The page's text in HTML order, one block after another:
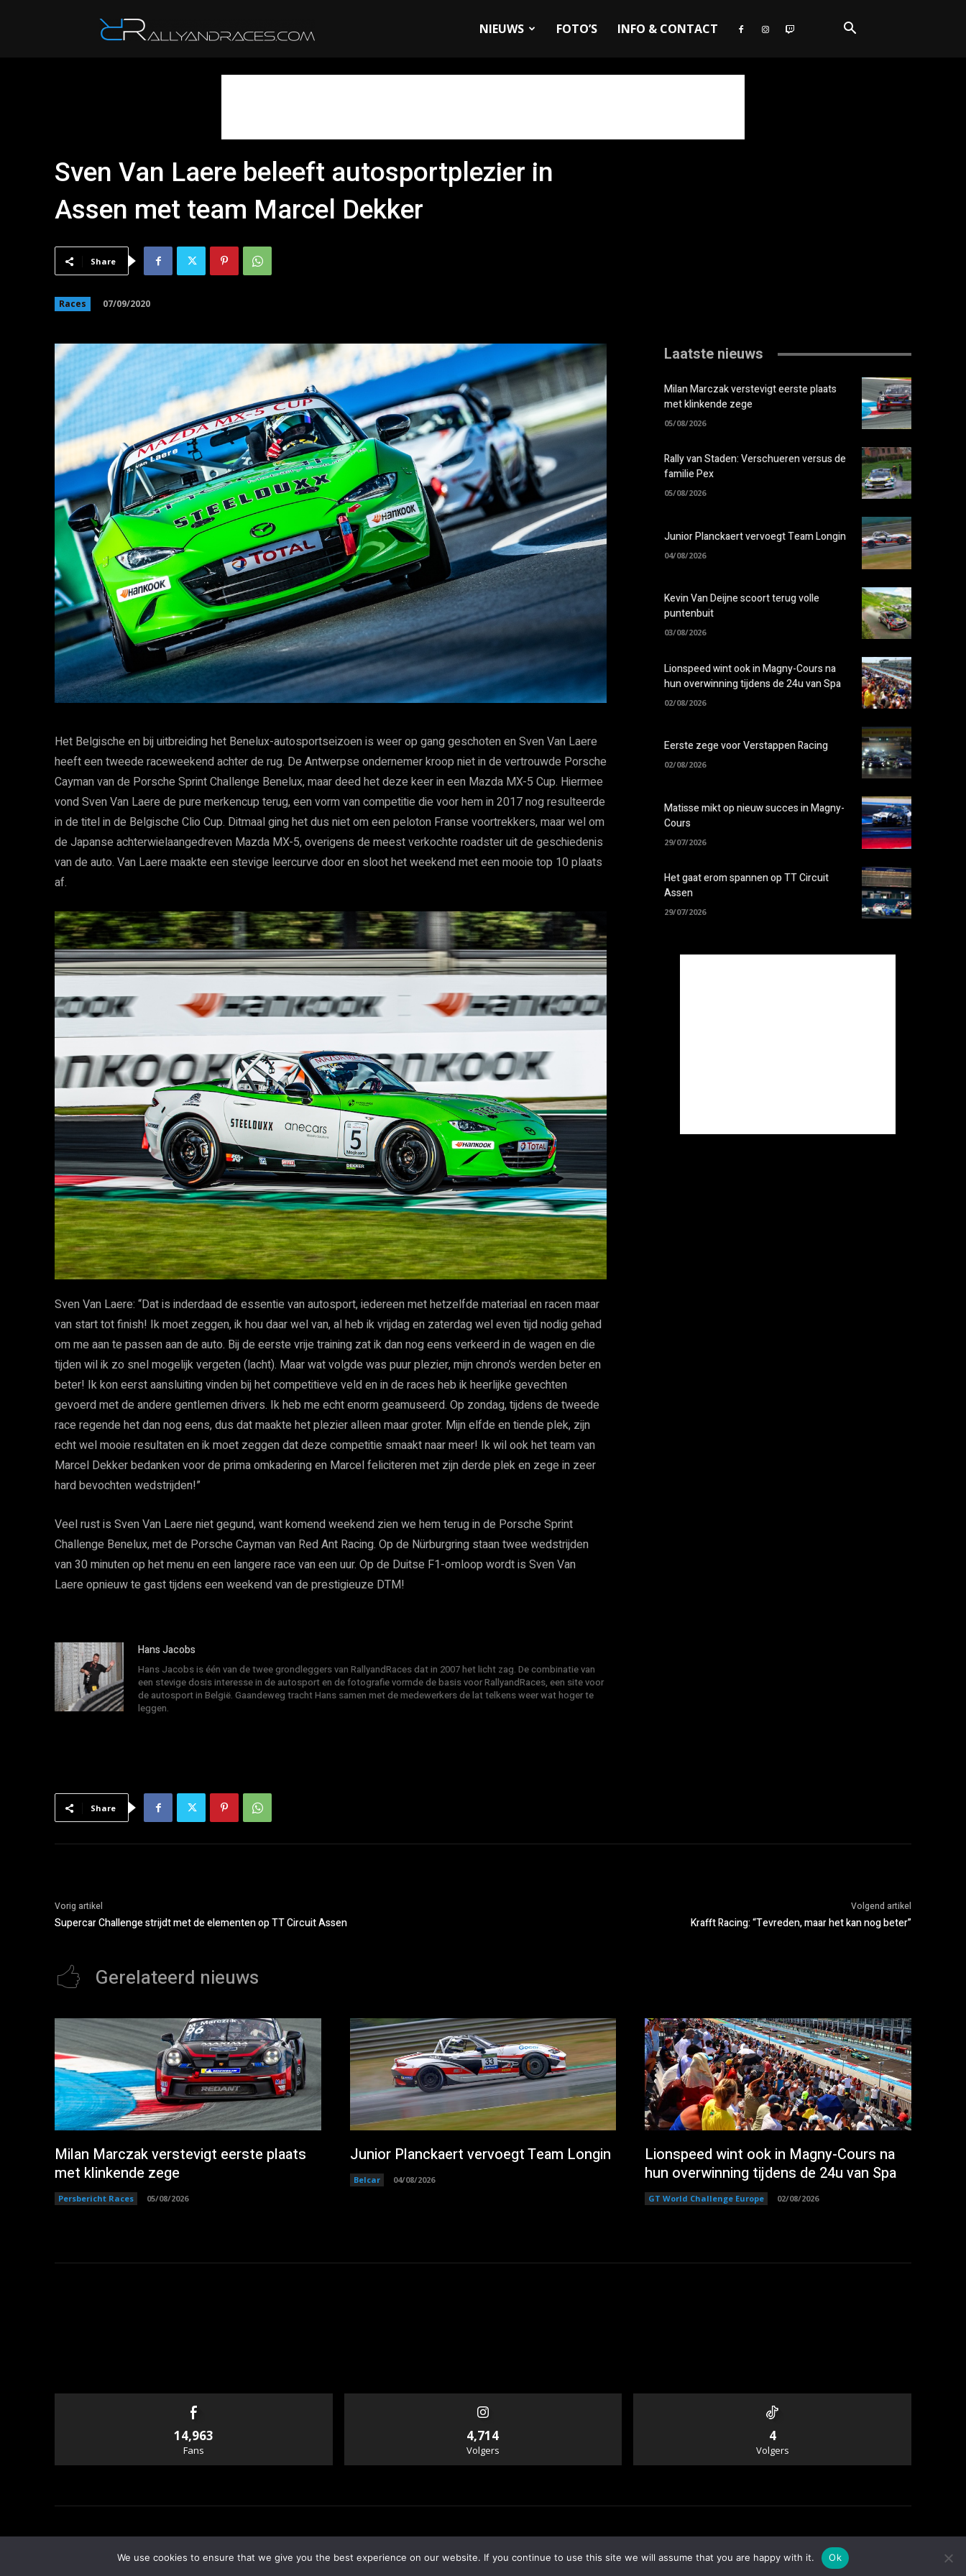
NIEUWS FOTO’S INFO & CONTACT
Sven Van Laere beleeft autosportplezier in
Assen met team Marcel Dekker
Share
Races 07/09/2020
Het Belgische en bij uitbreiding het Benelux-autosportseizoen is weer op gang geschoten en Sven Van Laere
heeft een tweede raceweekend achter de rug. De Antwerpse ondernemer kroop niet in de vertrouwde Porsche
Cayman van de Porsche Sprint Challenge Benelux, maar deed het deze keer in een Mazda MX-5 Cup. Hiermee
vond Sven Van Laere de pure merkencup terug, een vorm van competitie die voor hem in 2017 nog resulteerde
in de titel in de Belgische Clio Cup. Ditmaal ging het dus niet om een peloton Franse voortrekkers, maar wel om
de Japanse achterwielaangedreven Mazda MX-5, overigens de meest verkochte roadster uit de geschiedenis
van de auto. Van Laere maakte een stevige leercurve door en sloot het weekend met een mooie top 10 plaats
af.
Sven Van Laere: “Dat is inderdaad de essentie van autosport, iedereen met hetzelfde materiaal en racen maar
van start tot finish! Ik moet zeggen, ik hou daar wel van, al heb ik vrijdag en zaterdag wel even tijd nodig gehad
om me aan te passen aan de auto. Bij de eerste vrije training zat ik dan nog eens verkeerd in de wagen en die
tijden wil ik zo snel mogelijk vergeten (lacht). Maar wat volgde was puur plezier, mijn chrono’s werden beter en
beter! Ik kon eerst aansluiting vinden bij het competitieve veld en in de races heb ik heerlijke gevechten
gevoerd met de andere gentlemen drivers. Ik heb me echt enorm geamuseerd. Op zondag, tijdens de tweede
race regende het dan nog eens, dus dat maakte het plezier alleen maar groter. Mijn elfde en tiende plek, zijn
echt wel mooie resultaten en ik moet zeggen dat deze competitie smaakt naar meer! Ik wil ook het team van
Marcel Dekker bedanken voor de prima omkadering en Marcel feliciteren met zijn derde plek en zege in zeer
hard bevochten wedstrijden!”
Veel rust is Sven Van Laere niet gegund, want komend weekend zien we hem terug in de Porsche Sprint
Challenge Benelux, met de Porsche Cayman van Red Ant Racing. Op de Nürburgring staan twee wedstrijden
van 30 minuten op het menu en een langere race van een uur. Op de Duitse F1-omloop wordt is Sven Van
Laere opnieuw te gast tijdens een weekend van de prestigieuze DTM!
Hans Jacobs
Hans Jacobs is één van de twee grondleggers van RallyandRaces dat in 2007 het licht zag. De combinatie van
een stevige dosis interesse in de autosport en de fotografie vormde de basis voor RallyandRaces, een site voor
de autosport in België. Gaandeweg tracht Hans samen met de medewerkers de lat telkens weer wat hoger te
leggen.
Laatste nieuws
Milan Marczak verstevigt eerste plaats
met klinkende zege
05/08/2026
Rally van Staden: Verschueren versus de
familie Pex
05/08/2026
Junior Planckaert vervoegt Team Longin
04/08/2026
Kevin Van Deijne scoort terug volle
puntenbuit
03/08/2026
Lionspeed wint ook in Magny-Cours na
hun overwinning tijdens de 24u van Spa
02/08/2026
Eerste zege voor Verstappen Racing
02/08/2026
Matisse mikt op nieuw succes in Magny-
Cours
29/07/2026
Het gaat erom spannen op TT Circuit
Assen
29/07/2026
Share
Vorig artikel
Supercar Challenge strijdt met de elementen op TT Circuit Assen
Volgend artikel
Krafft Racing: “Tevreden, maar het kan nog beter”
Gerelateerd nieuws
Milan Marczak verstevigt eerste plaats
met klinkende zege
Persbericht Races 05/08/2026
Junior Planckaert vervoegt Team Longin
Belcar 04/08/2026
Lionspeed wint ook in Magny-Cours na
hun overwinning tijdens de 24u van Spa
GT World Challenge Europe 02/08/2026
14,963
Fans
4,714
Volgers
4
Volgers
Info & Contact
We use cookies to ensure that we give you the best experience on our website. If you continue to use this site we will assume that you are happy with it. Ok